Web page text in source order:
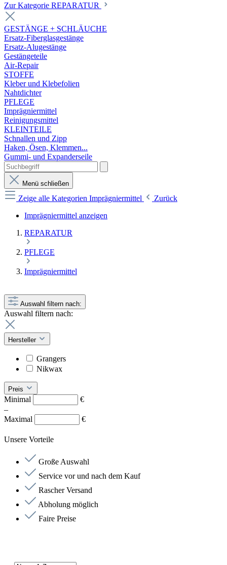
Zur Kategorie REPARATUR
GESTÄNGE + SCHLÄUCHE
Ersatz-Fiberglasgestänge
Ersatz-Alugestänge
Gestängeteile
Air-Repair
STOFFE
Kleber und Klebefolien
Nahtdichter
PFLEGE
Imprägniermittel
Reinigungsmittel
KLEINTEILE
Schnallen und Zipp
Haken, Ösen, Klemmen...
Gummi- und Expanderseile
Menü schließen
Zeige alle Kategorien Imprägniermittel
Zurück
Imprägniermittel anzeigen
REPARATUR
PFLEGE
Imprägniermittel
Auswahl filtern nach:
Auswahl filtern nach:
Hersteller
Grangers
Nikwax
Preis
Minimal
€
–
Maximal
€
Unsere Vorteile
Große Auswahl
Service vor und nach dem Kauf
Rascher Versand
Abholung möglich
Faire Preise